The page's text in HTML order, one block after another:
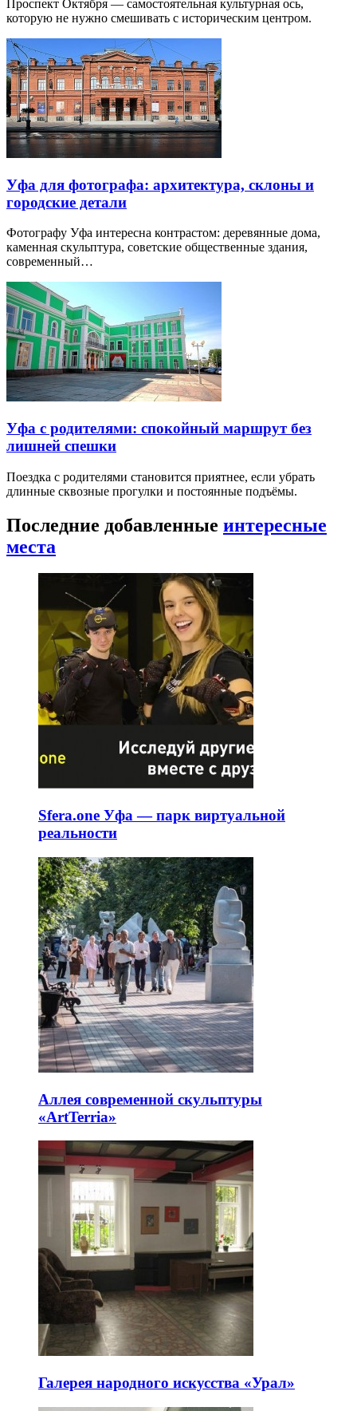
Проспект Октября — самостоятельная культурная ось,
которую не нужно смешивать с историческим центром.
Уфа для фотографа: архитектура, склоны и
городские детали
Фотографу Уфа интересна контрастом: деревянные дома,
каменная скульптура, советские общественные здания,
современный…
Уфа с родителями: спокойный маршрут без
лишней спешки
Поездка с родителями становится приятнее, если убрать
длинные сквозные прогулки и постоянные подъёмы.
Последние добавленные интересные
места
Sfera.one Уфа — парк виртуальной
реальности
Аллея современной скульптуры
«ArtTerria»
Галерея народного искусства «Урал»